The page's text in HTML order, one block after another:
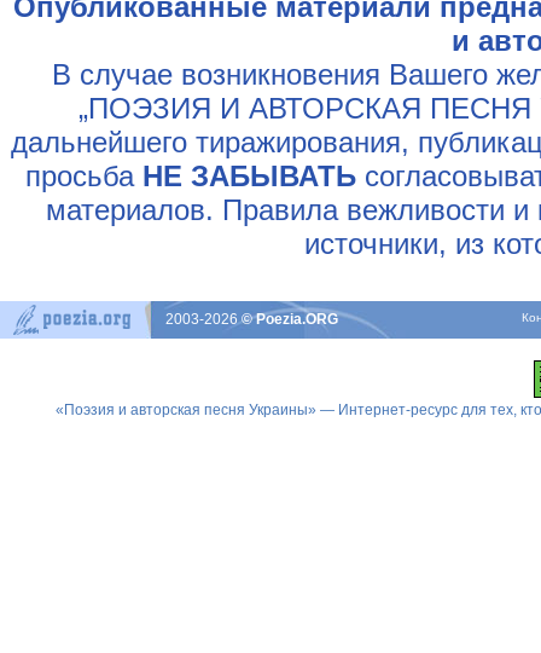
Опубликованные материали
и
В случае возникновения Вашего
„ПОЭЗИЯ И АВТОРСКАЯ ПЕСНЯ
дальнейшего тиражирования,
просьба НЕ ЗАБЫВАТЬ
материалов. Правила вежливости и
источники, из
2003-2026© Poezia.ORG
«Поэзия и авторская песня Украины» — Интернет-ресурс для тех,